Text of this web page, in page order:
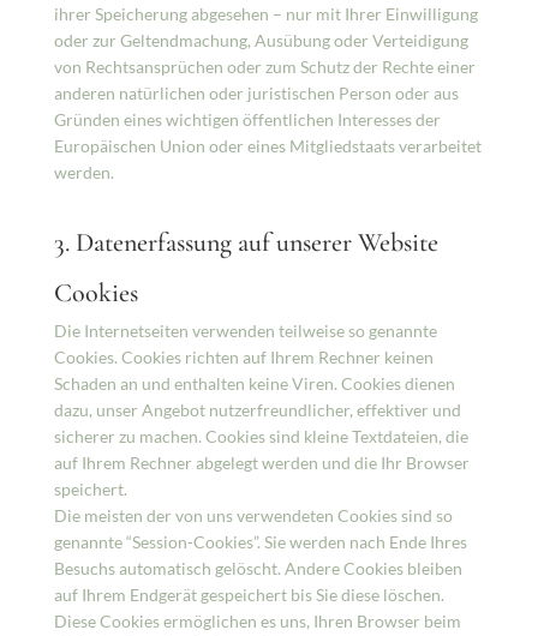
ihrer Speicherung abgesehen – nur mit Ihrer Einwilligung
oder zur Geltendmachung, Ausübung oder Verteidigung
von Rechtsansprüchen oder zum Schutz der Rechte einer
anderen natürlichen oder juristischen Person oder aus
Gründen eines wichtigen öffentlichen Interesses der
Europäischen Union oder eines Mitgliedstaats verarbeitet
werden.
3. Datenerfassung auf unserer Website
Cookies
Die Internetseiten verwenden teilweise so genannte
Cookies. Cookies richten auf Ihrem Rechner keinen
Schaden an und enthalten keine Viren. Cookies dienen
dazu, unser Angebot nutzerfreundlicher, effektiver und
sicherer zu machen. Cookies sind kleine Textdateien, die
auf Ihrem Rechner abgelegt werden und die Ihr Browser
speichert.
Die meisten der von uns verwendeten Cookies sind so
genannte “Session-Cookies”. Sie werden nach Ende Ihres
Besuchs automatisch gelöscht. Andere Cookies bleiben
auf Ihrem Endgerät gespeichert bis Sie diese löschen.
Diese Cookies ermöglichen es uns, Ihren Browser beim